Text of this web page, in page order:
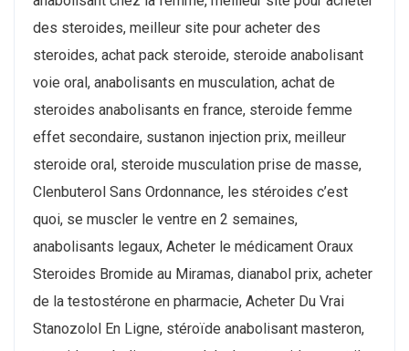
des steroides, meilleur site pour acheter des
steroides, achat pack steroide, steroide anabolisant
voie oral, anabolisants en musculation, achat de
steroides anabolisants en france, steroide femme
effet secondaire, sustanon injection prix, meilleur
steroide oral, steroide musculation prise de masse,
Clenbuterol Sans Ordonnance, les stéroides c’est
quoi, se muscler le ventre en 2 semaines,
anabolisants legaux, Acheter le médicament Oraux
Steroides Bromide au Miramas, dianabol prix, acheter
de la testostérone en pharmacie, Acheter Du Vrai
Stanozolol En Ligne, stéroïde anabolisant masteron,